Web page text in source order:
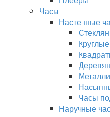
Часы
Настенные
Часы
Наручные